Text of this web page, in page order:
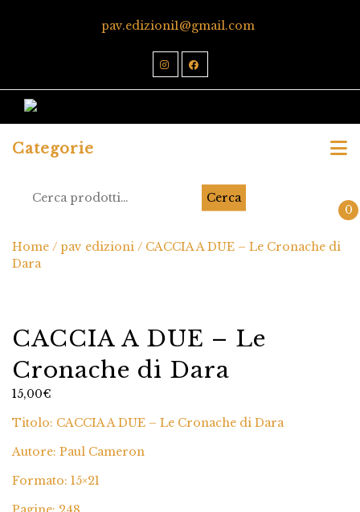
pav.edizioni1@gmail.com
Categorie
Cerca
0
Home / pav edizioni / CACCIA A DUE – Le Cronache di
Dara
CACCIA A DUE – Le
Cronache di Dara
15,00€
Titolo: CACCIA A DUE – Le Cronache di Dara
Autore: Paul Cameron
Formato: 15×21